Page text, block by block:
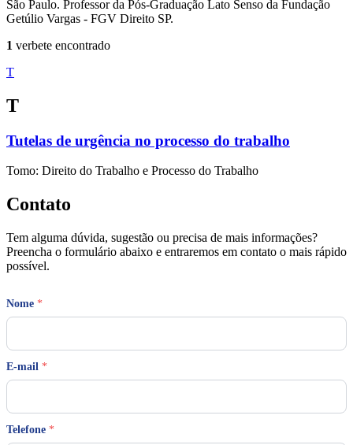
São Paulo. Professor da Pós-Graduação Lato Senso da Fundação
Getúlio Vargas - FGV Direito SP.
1 verbete encontrado
T
T
Tutelas de urgência no processo do trabalho
Tomo: Direito do Trabalho e Processo do Trabalho
Contato
Tem alguma dúvida, sugestão ou precisa de mais informações?
Preencha o formulário abaixo e entraremos em contato o mais rápido
possível.
Nome *
E-mail *
E
Telefone *